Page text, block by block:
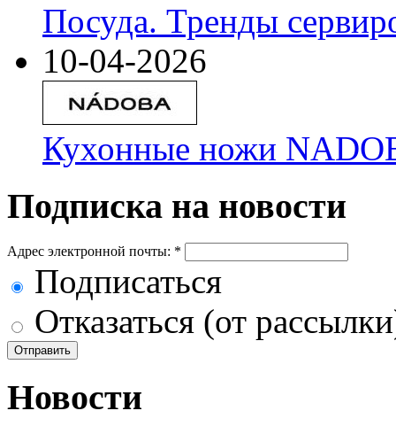
Посуда. Тренды
10-04-2026
Кухонные ножи
Подписка на новости
Адрес электронной почты: *
Подписаться
Отказаться (от
Новости